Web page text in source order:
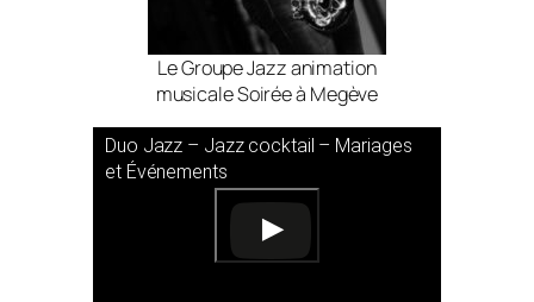
Le Groupe Jazz animation
musicale Soirée à Megève
Duo Jazz – Jazz cocktail – Mariages
et Événements